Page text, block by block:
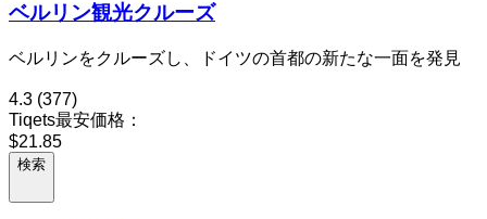
ベルリン観光クルーズ
ベルリンをクルーズし、ドイツの首都の新たな一面を発見
4.3 (377)
Tiqets最安価格：
$21.85
検索